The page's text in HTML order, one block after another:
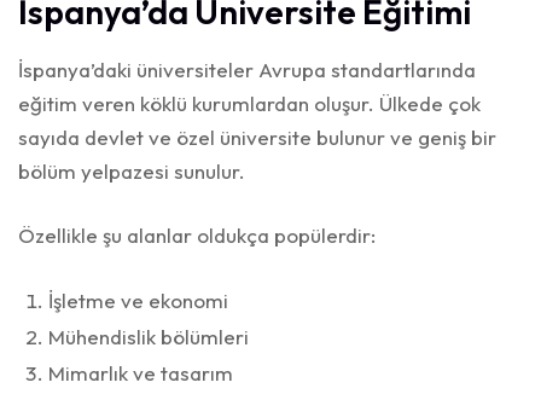
İspanya’da Üniversite Eğitimi
İspanya’daki üniversiteler Avrupa standartlarında
eğitim veren köklü kurumlardan oluşur. Ülkede çok
sayıda devlet ve özel üniversite bulunur ve geniş bir
bölüm yelpazesi sunulur.
Özellikle şu alanlar oldukça popülerdir:
İşletme ve ekonomi
Mühendislik bölümleri
Mimarlık ve tasarım